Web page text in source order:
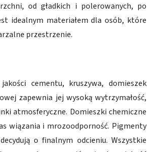
od gładkich i polerowanych, po
idealnym materiałem dla osób, które
przestrzenie.
cementu, kruszywa, domieszek
zapewnia jej wysoką wytrzymałość,
atmosferyczne. Domieszki chemiczne
wiązania i mrozoodporność. Pigmenty
o finalnym odcieniu. Wszystkie